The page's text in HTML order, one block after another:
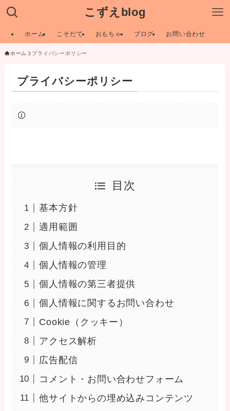
こずえblog
ホーム こそだて おもちゃ ブログ お問い合わせ
ホーム プライバシーポリシー
プライバシーポリシー
目次
基本方針
適用範囲
個人情報の利用目的
個人情報の管理
個人情報の第三者提供
個人情報に関するお問い合わせ
Cookie（クッキー）
アクセス解析
広告配信
コメント・お問い合わせフォーム
他サイトからの埋め込みコンテンツ